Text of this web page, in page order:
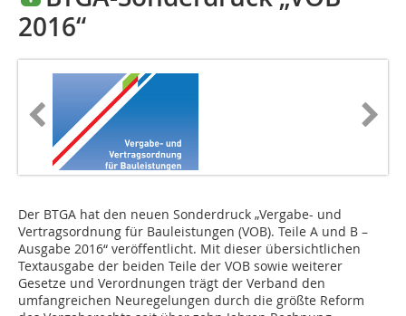
2016“
Der BTGA hat den neuen Sonderdruck „Vergabe- und
Vertragsordnung für Bauleistungen (VOB). Teile A und B –
Ausgabe 2016“ veröffentlicht. Mit dieser übersichtlichen
Textausgabe der beiden Teile der VOB sowie weiterer
Gesetze und Verordnungen trägt der Verband den
umfangreichen Neuregelungen durch die größte Reform